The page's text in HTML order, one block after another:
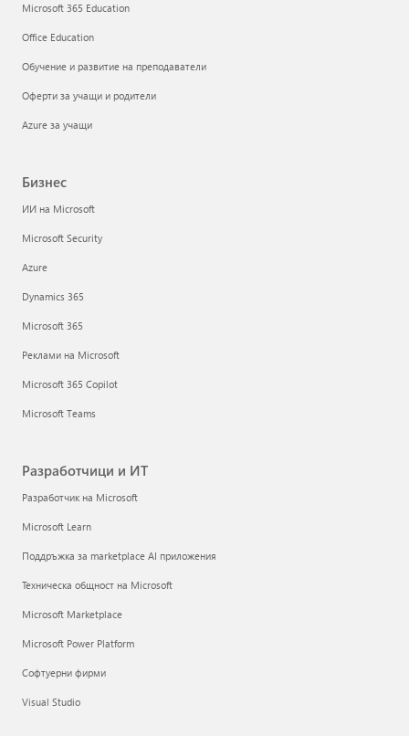
Microsoft 365 Education
Office Education
Обучение и развитие на преподаватели
Оферти за учащи и родители
Azure за учащи
Бизнес
ИИ на Microsoft
Microsoft Security
Azure
Dynamics 365
Microsoft 365
Реклами на Microsoft
Microsoft 365 Copilot
Microsoft Teams
Разработчици и ИТ
Разработчик на Microsoft
Microsoft Learn
Поддръжка за marketplace AI приложения
Техническа общност на Microsoft
Microsoft Marketplace
Microsoft Power Platform
Софтуерни фирми
Visual Studio